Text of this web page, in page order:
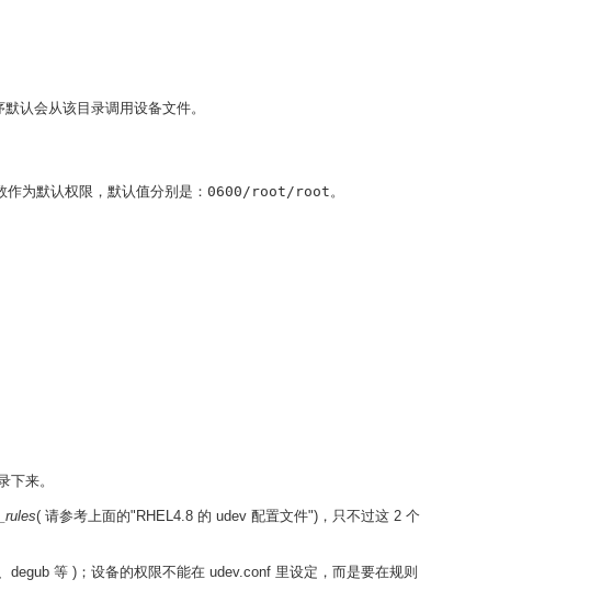
认会从该目录调用设备文件。
为默认权限，默认值分别是： 0600/root/root 。
下来。
( 请参考上面的"RHEL4.8 的 udev 配置文件")，只不过这 2 个
等 )；设备的权限不能在 udev.conf 里设定，而是要在规则